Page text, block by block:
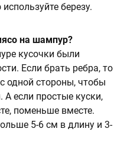
березу.
на шампур?
кусочки были
Если брать ребра, то
одной стороны, чтобы
если простые куски,
поменьше вместе.
5-6 см в длину и 3-